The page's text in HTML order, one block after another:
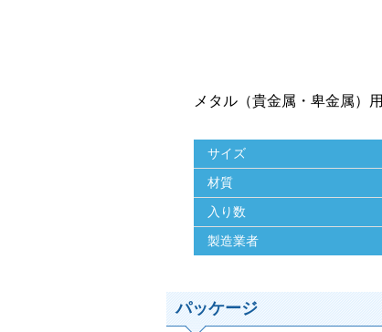
メタル（貴金属・卑金属）用
サイズ
材質
入り数
製造業者
パッケージ